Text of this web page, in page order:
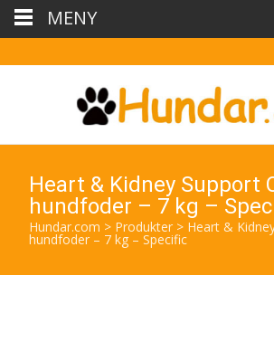
Heart & Kidney Support
hundfoder – 7 kg –
Hundar.com > Produkter > Heart &
hundfoder – 7 kg – Specific
MENY